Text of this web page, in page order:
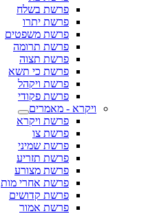
פרשת בשלח
פרשת יתרו
פרשת משפטים
פרשת תרומה
פרשת תצוה
פרשת כי תשא
פרשת ויקהל
פרשת פקודי
ויקרא - מאמרים
פרשת ויקרא
פרשת צו
פרשת שמיני
פרשת תזריע
פרשת מצורע
פרשת אחרי מות
פרשת קדושים
פרשת אמור